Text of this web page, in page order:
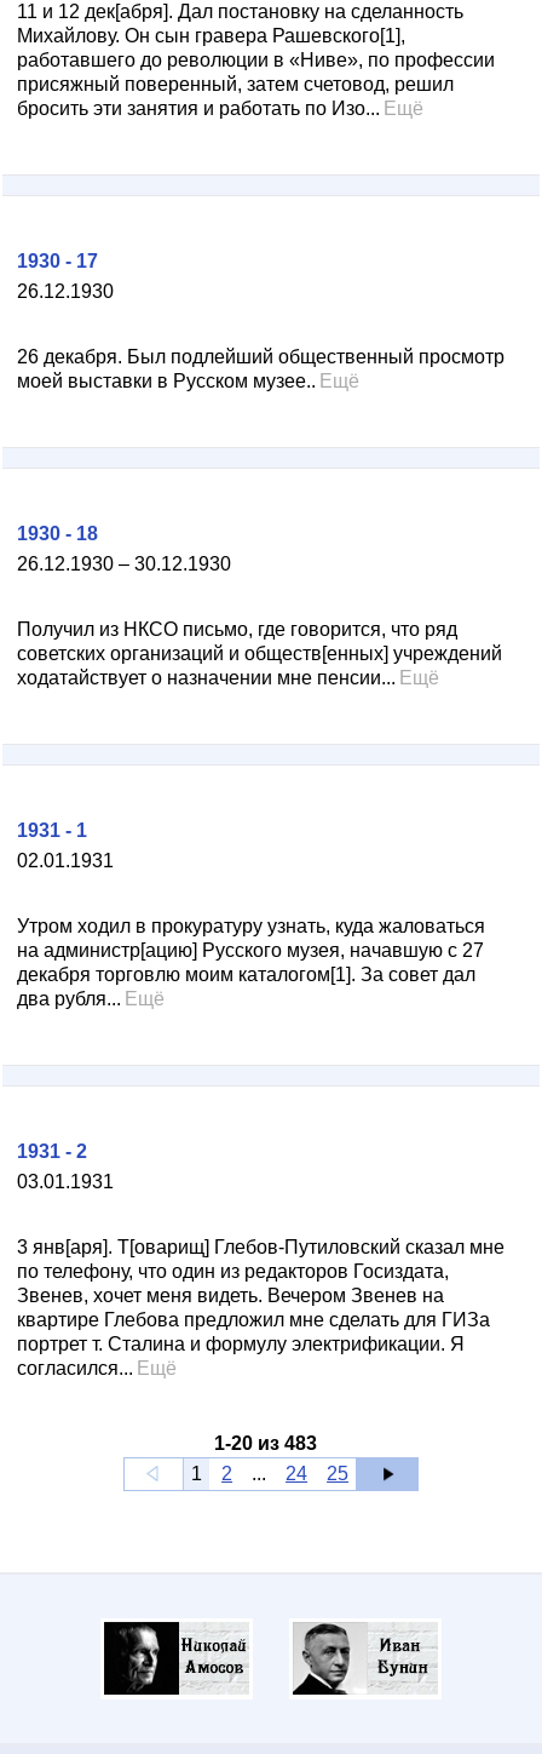
11 и 12 дек[абря]. Дал постановку на сделанность
Михайлову. Он сын гравера Рашевского[1],
работавшего до революции в «Ниве», по профессии
присяжный поверенный, затем счетовод, решил
бросить эти занятия и работать по Изо... Ещё
26.12.1930
1930 - 17
26 декабря. Был подлейший общественный просмотр
моей выставки в Русском музее.. Ещё
26.12.1930 – 30.12.1930
1930 - 18
Получил из HКСО письмо, где говорится, что ряд
советских организаций и обществ[енных] учреждений
ходатайствует о назначении мне пенсии... Ещё
02.01.1931
1931 - 1
Утром ходил в прокуратуру узнать, куда жаловаться
на администр[ацию] Русского музея, начавшую с 27
декабря торговлю моим каталогом[1]. За совет дал
два рубля... Ещё
03.01.1931
1931 - 2
3 янв[аря]. Т[оварищ] Глебов-Путиловский сказал мне
по телефону, что один из редакторов Госиздата,
Звенев, хочет меня видеть. Вечером Звенев на
квартире Глебова предложил мне сделать для ГИЗа
портрет т. Сталина и формулу электрификации. Я
согласился... Ещё
1-20из 483
1
2 ... 24 25